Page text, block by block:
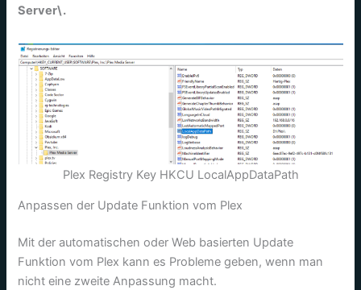
Server\.
Plex Registry Key HKCU LocalAppDataPath
Anpassen der Update Funktion vom Plex
Mit der automatischen oder Web basierten Update
Funktion vom Plex kann es Probleme geben, wenn man
nicht eine zweite Anpassung macht.